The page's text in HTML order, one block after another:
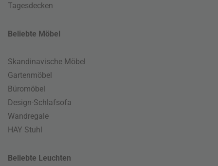
Tagesdecken
Beliebte Möbel
Skandinavische Möbel
Gartenmöbel
Büromöbel
Design-Schlafsofa
Wandregale
HAY Stuhl
Beliebte Leuchten